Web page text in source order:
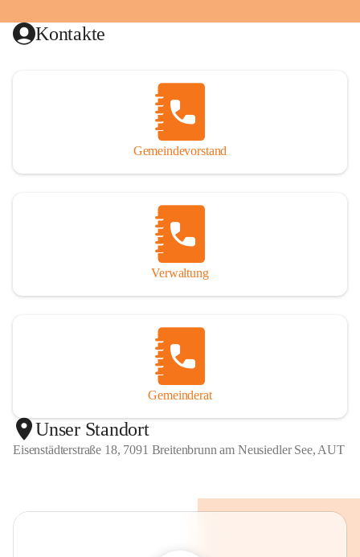
Kontakte
Gemeindevorstand
Verwaltung
Gemeinderat
Unser Standort
Eisenstädterstraße 18, 7091 Breitenbrunn am Neusiedler See, AUT